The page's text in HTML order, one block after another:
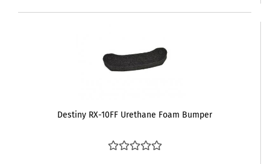
Destiny RX-10FF Urethane Foam Bumper